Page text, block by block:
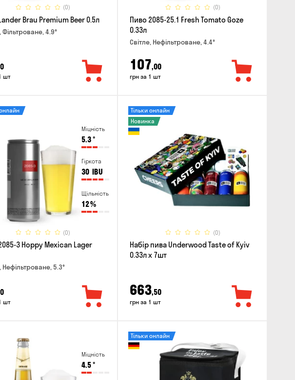
(0)
Brau Premium Beer 0.5л
Фільтроване, 4.9°
шт
(0)
Пиво 2085-25.1 Fresh Tomato Goze
0.33л
Світле, Нефільтроване, 4.4°
107,00
грн за 1 шт
Міцність
5.3°
Гіркота
30 IBU
Щільність
12%
(0)
3 Hoppy Mexican Lager
Нефільтроване, 5.3°
шт
(0)
Тільки онлайн
Новинка
Набір пива Underwood Taste of Kyiv
0.33л x 7шт
663,50
грн за 1 шт
Міцність
4.5°
Тільки онлайн